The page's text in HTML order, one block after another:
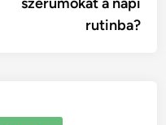
rutinba?